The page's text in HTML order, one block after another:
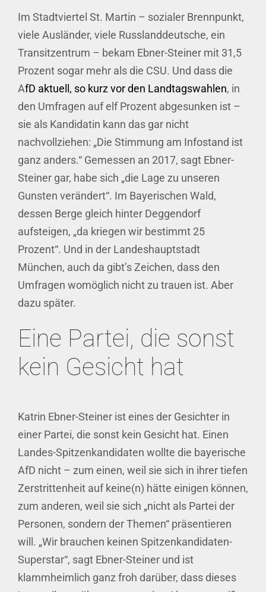
Im Stadtviertel St. Martin – sozialer Brennpunkt,
viele Ausländer, viele Russlanddeutsche, ein
Transitzentrum – bekam Ebner-Steiner mit 31,5
Prozent sogar mehr als die CSU. Und dass die
AfD aktuell, so kurz vor den Landtagswahlen, in
den Umfragen auf elf Prozent abgesunken ist –
sie als Kandidatin kann das gar nicht
nachvollziehen: „Die Stimmung am Infostand ist
ganz anders.“ Gemessen an 2017, sagt Ebner-
Steiner gar, habe sich „die Lage zu unseren
Gunsten verändert“. Im Bayerischen Wald,
dessen Berge gleich hinter Deggendorf
aufsteigen, „da kriegen wir bestimmt 25
Prozent“. Und in der Landeshauptstadt
München, auch da gibt’s Zeichen, dass den
Umfragen womöglich nicht zu trauen ist. Aber
dazu später.
Eine Partei, die sonst
kein Gesicht hat
Katrin Ebner-Steiner ist eines der Gesichter in
einer Partei, die sonst kein Gesicht hat. Einen
Landes-Spitzenkandidaten wollte die bayerische
AfD nicht – zum einen, weil sie sich in ihrer tiefen
Zerstrittenheit auf keine(n) hätte einigen können,
zum anderen, weil sie sich „nicht als Partei der
Personen, sondern der Themen“ präsentieren
will. „Wir brauchen keinen Spitzenkandidaten-
Superstar“, sagt Ebner-Steiner und ist
klammheimlich ganz froh darüber, dass dieses